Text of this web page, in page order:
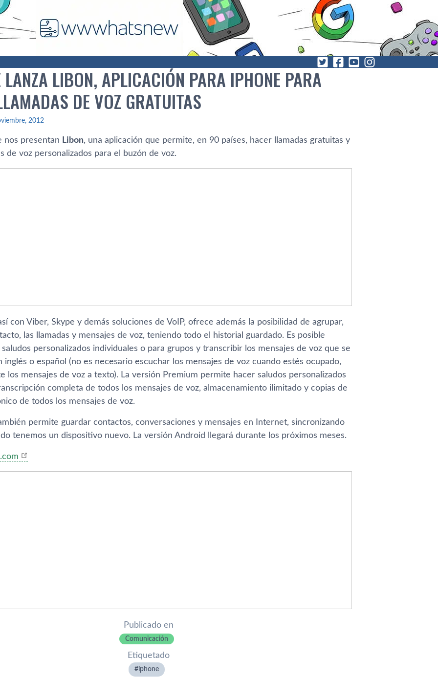
LANZA LIBON, APLICACIÓN PARA IPHONE PARA
DE VOZ GRATUITAS
2012
nos presentan Libon, una aplicación que permite, en 90 paí­ses, hacer llamadas gratuitas y
de voz personalizados para el buzón de voz.
con Viber, Skype y demás soluciones de VoIP, ofrece además la posibilidad de agrupar,
las llamadas y mensajes de voz, teniendo todo el historial guardado. Es posible
personalizados individuales o para grupos y transcribir los mensajes de voz que se
inglés o español (no es necesario escuchar los mensajes de voz cuando estés ocupado,
los mensajes de voz a texto). La versión Premium permite hacer saludos personalizados
completa de todos los mensajes de voz, almacenamiento ilimitado y copias de
de todos los mensajes de voz.
permite guardar contactos, conversaciones y mensajes en Internet, sincronizando
tenemos un dispositivo nuevo. La versión Android llegará durante los próximos meses.
Publicado en
Comunicación
Etiquetado
iphone